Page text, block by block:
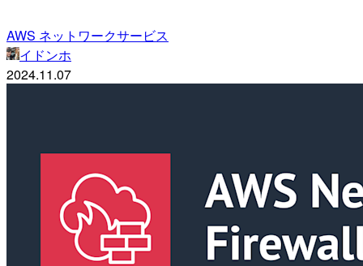
AWS ネットワークサービス
イドンホ
2024.11.07